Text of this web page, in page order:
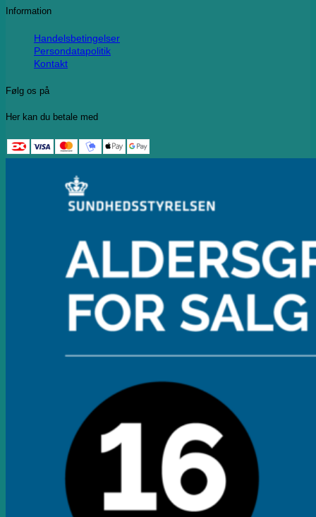
Information
Handelsbetingelser
Persondatapolitik
Kontakt
Følg os på
Her kan du betale med